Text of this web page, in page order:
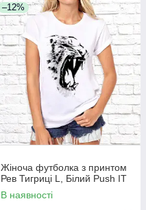
–12%
Жіноча футболка з принтом
Рев Тигриці L, Білий Push IT
В наявності